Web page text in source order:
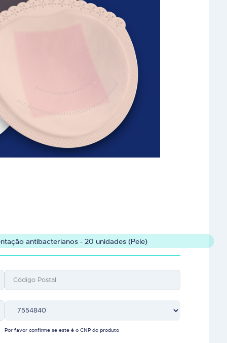
antibacterianos - 20 unidades (Pele)
Por favor confirme se este é o CNP do produto